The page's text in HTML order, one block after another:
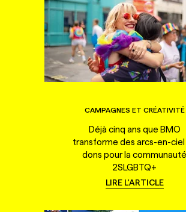
CAMPAGNES ET CRÉATIVITÉ
Déjà cinq ans que BMO
transforme des arcs-en-ciel
dons pour la communauté
2SLGBTQ+
LIRE L'ARTICLE